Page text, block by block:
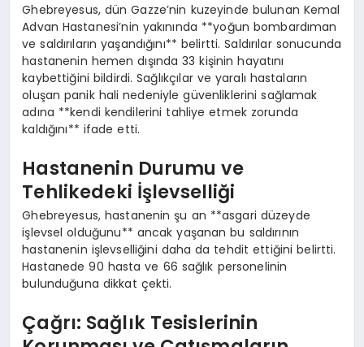
Ghebreyesus, dün Gazze’nin kuzeyinde bulunan Kemal
Advan Hastanesi’nin yakınında **yoğun bombardıman
ve saldırıların yaşandığını** belirtti. Saldırılar sonucunda
hastanenin hemen dışında 33 kişinin hayatını
kaybettiğini bildirdi. Sağlıkçılar ve yaralı hastaların
oluşan panik hali nedeniyle güvenliklerini sağlamak
adına **kendi kendilerini tahliye etmek zorunda
kaldığını** ifade etti.
Hastanenin Durumu ve
Tehlikedeki İşlevselliği
Ghebreyesus, hastanenin şu an **asgari düzeyde
işlevsel olduğunu** ancak yaşanan bu saldırının
hastanenin işlevselliğini daha da tehdit ettiğini belirtti.
Hastanede 90 hasta ve 66 sağlık personelinin
bulunduğuna dikkat çekti.
Çağrı: Sağlık Tesislerinin